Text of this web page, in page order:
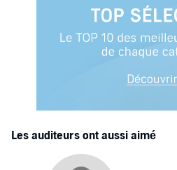
Les auditeurs ont aussi aimé